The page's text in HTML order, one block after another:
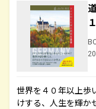
世界を４０年以上歩
けする、人生を輝か